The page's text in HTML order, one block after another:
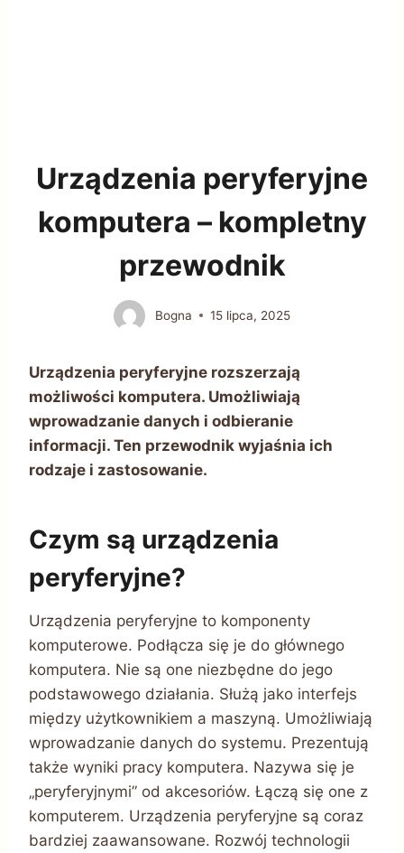
Urządzenia peryferyjne
komputera – kompletny
przewodnik
Bogna 15 lipca, 2025
Urządzenia peryferyjne rozszerzają
możliwości komputera. Umożliwiają
wprowadzanie danych i odbieranie
informacji. Ten przewodnik wyjaśnia ich
rodzaje i zastosowanie.
Czym są urządzenia
peryferyjne?
Urządzenia peryferyjne to komponenty
komputerowe. Podłącza się je do głównego
komputera. Nie są one niezbędne do jego
podstawowego działania. Służą jako interfejs
między użytkownikiem a maszyną. Umożliwiają
wprowadzanie danych do systemu. Prezentują
także wyniki pracy komputera. Nazywa się je
„peryferyjnymi” od akcesoriów. Łączą się one z
komputerem. Urządzenia peryferyjne są coraz
bardziej zaawansowane. Rozwój technologii